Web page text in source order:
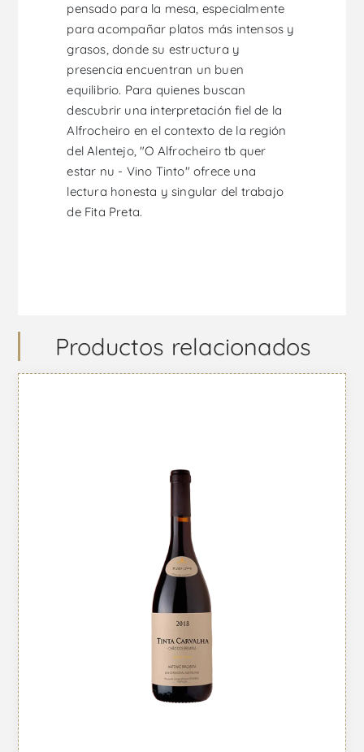
pensado para la mesa, especialmente
para acompañar platos más intensos y
grasos, donde su estructura y
presencia encuentran un buen
equilibrio. Para quienes buscan
descubrir una interpretación fiel de la
Alfrocheiro en el contexto de la región
del Alentejo, "O Alfrocheiro tb quer
estar nu - Vino Tinto" ofrece una
lectura honesta y singular del trabajo
de Fita Preta.
Productos relacionados